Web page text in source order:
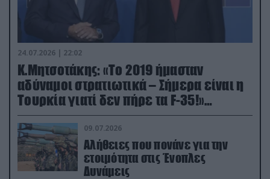
24.07.2026 | 22:02
Κ.Μητσοτάκης: «Το 2019 ήμασταν
αδύναμοι στρατιωτικά – Σήμερα είναι η
Τουρκία γιατί δεν πήρε τα F-35!»
(βίντεο)
09.07.2026
Αλήθειες που πονάνε για την
ετοιμότητα στις Ένοπλες
Δυνάμεις